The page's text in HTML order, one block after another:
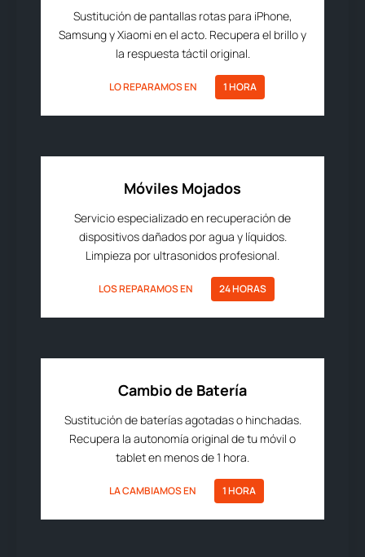
Sustitución de pantallas rotas para iPhone,
Samsung y Xiaomi en el acto. Recupera el brillo y
la respuesta táctil original.
LO REPARAMOS EN 1 HORA
Móviles Mojados
Servicio especializado en recuperación de
dispositivos dañados por agua y líquidos.
Limpieza por ultrasonidos profesional.
LOS REPARAMOS EN 24 HORAS
Cambio de Batería
Sustitución de baterías agotadas o hinchadas.
Recupera la autonomía original de tu móvil o
tablet en menos de 1 hora.
LA CAMBIAMOS EN 1 HORA